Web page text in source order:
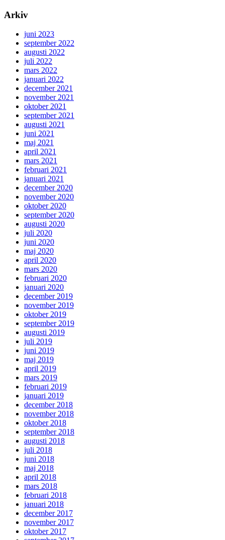
Arkiv
juni 2023
september 2022
augusti 2022
juli 2022
mars 2022
januari 2022
december 2021
november 2021
oktober 2021
september 2021
augusti 2021
juni 2021
maj 2021
april 2021
mars 2021
februari 2021
januari 2021
december 2020
november 2020
oktober 2020
september 2020
augusti 2020
juli 2020
juni 2020
maj 2020
april 2020
mars 2020
februari 2020
januari 2020
december 2019
november 2019
oktober 2019
september 2019
augusti 2019
juli 2019
juni 2019
maj 2019
april 2019
mars 2019
februari 2019
januari 2019
december 2018
november 2018
oktober 2018
september 2018
augusti 2018
juli 2018
juni 2018
maj 2018
april 2018
mars 2018
februari 2018
januari 2018
december 2017
november 2017
oktober 2017